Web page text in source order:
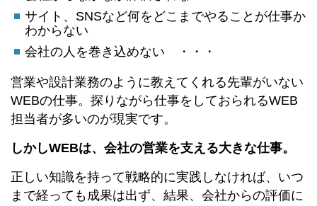
サイト、SNSなど何をどこまでやることが仕事か
わからない
会社の人を巻き込めない ・・・
営業や設計業務のように教えてくれる先輩がいない
WEBの仕事。探りながら仕事をしておられるWEB
担当者が多いのが現実です。
しかしWEBは、会社の営業を支える大きな仕事。
正しい知識を持って戦略的に実践しなければ、いつ
まで経っても成果は出ず、結果、会社からの評価に